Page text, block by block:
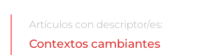
Artículos con descriptor/es:
Contextos cambiantes